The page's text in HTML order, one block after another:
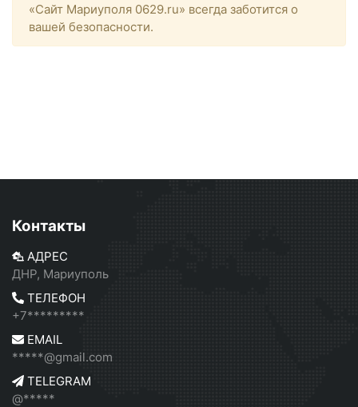
«Сайт Мариуполя 0629.ru» всегда заботится о
вашей безопасности.
Контакты
АДРЕС
ДНР, Мариуполь
ТЕЛЕФОН
+7*********
EMAIL
*****@gmail.com
TELEGRAM
@*****